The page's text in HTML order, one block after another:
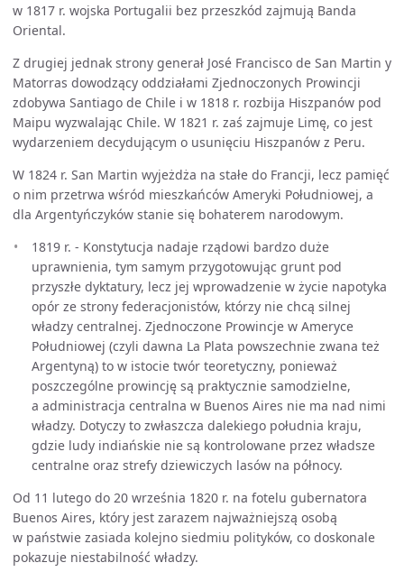
w 1817 r. wojska Portugalii bez przeszkód zajmują Banda
Oriental.
Z drugiej jednak strony generał José Francisco de San Martin y
Matorras dowodzący oddziałami Zjednoczonych Prowincji
zdobywa Santiago de Chile i w 1818 r. rozbija Hiszpanów pod
Maipu wyzwalając Chile. W 1821 r. zaś zajmuje Limę, co jest
wydarzeniem decydującym o usunięciu Hiszpanów z Peru.
W 1824 r. San Martin wyjeżdża na stałe do Francji, lecz pamięć
o nim przetrwa wśród mieszkańców Ameryki Południowej, a
dla Argentyńczyków stanie się bohaterem narodowym.
1819 r. - Konstytucja nadaje rządowi bardzo duże
uprawnienia, tym samym przygotowując grunt pod
przyszłe dyktatury, lecz jej wprowadzenie w życie napotyka
opór ze strony federacjonistów, którzy nie chcą silnej
władzy centralnej. Zjednoczone Prowincje w Ameryce
Południowej (czyli dawna La Plata powszechnie zwana też
Argentyną) to w istocie twór teoretyczny, ponieważ
poszczególne prowincję są praktycznie samodzielne,
a administracja centralna w Buenos Aires nie ma nad nimi
władzy. Dotyczy to zwłaszcza dalekiego południa kraju,
gdzie ludy indiańskie nie są kontrolowane przez władsze
centralne oraz strefy dziewiczych lasów na północy.
Od 11 lutego do 20 września 1820 r. na fotelu gubernatora
Buenos Aires, który jest zarazem najważniejszą osobą
w państwie zasiada kolejno siedmiu polityków, co doskonale
pokazuje niestabilność władzy.